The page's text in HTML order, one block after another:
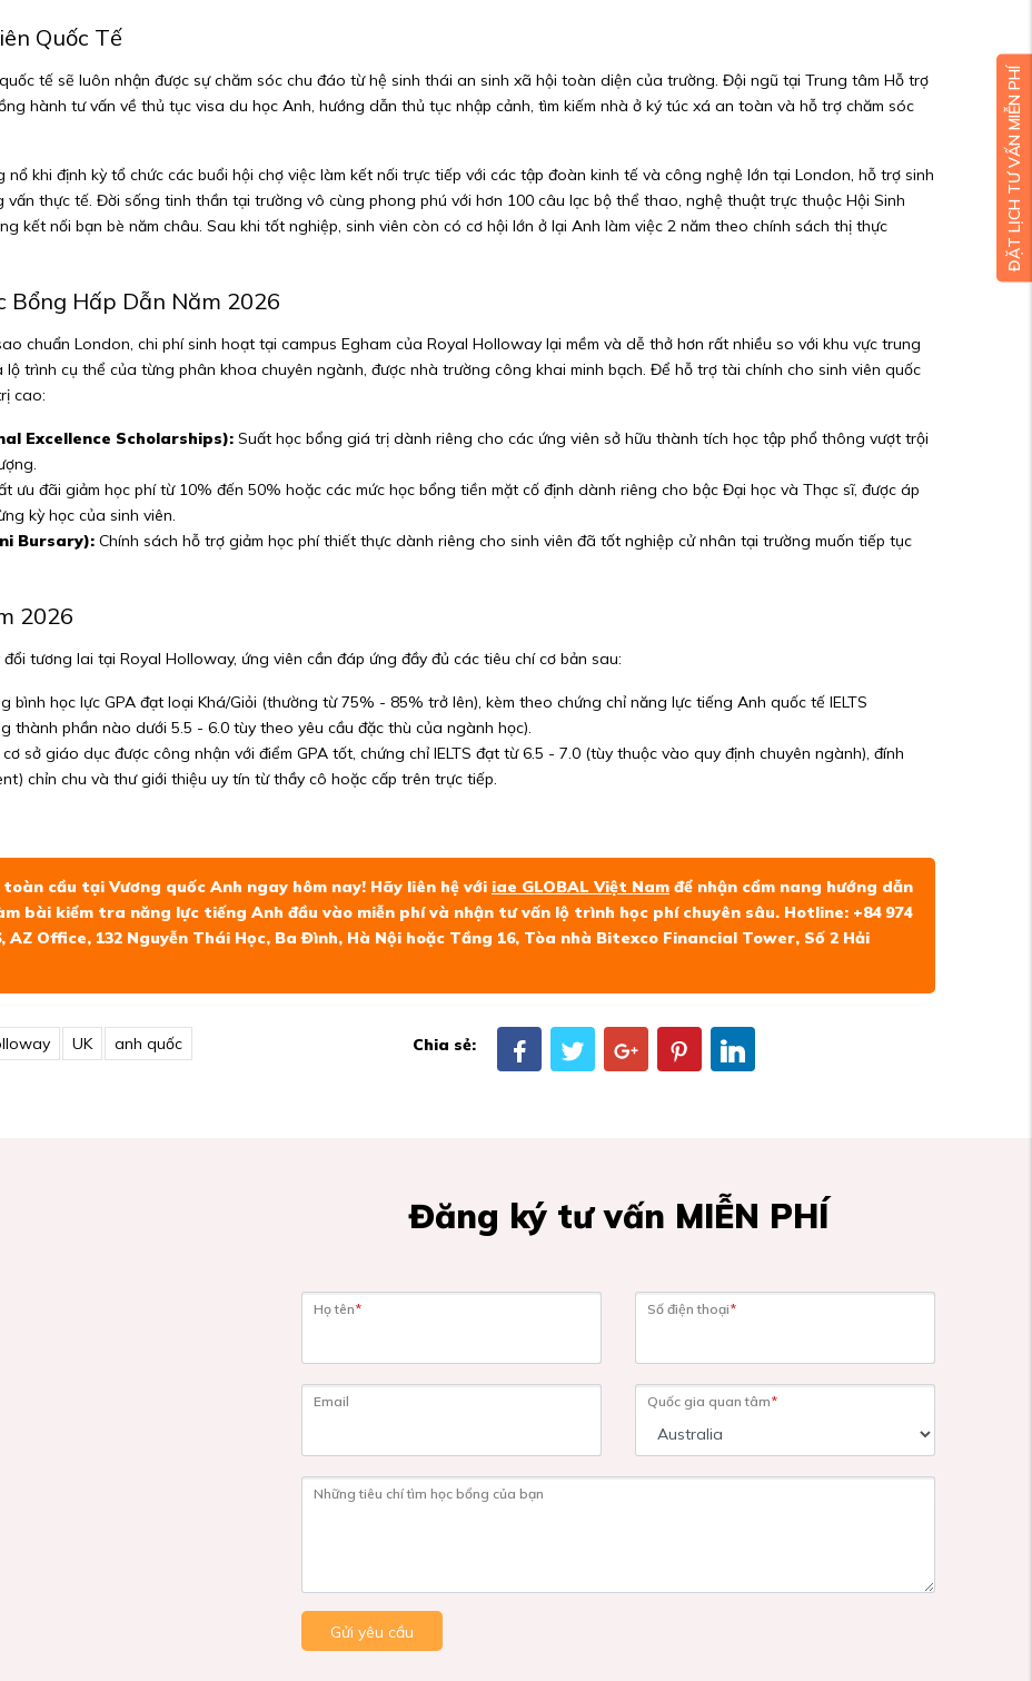
Quốc Tế
tế sẽ luôn nhận được sự chăm sóc chu đáo từ hệ sinh thái an sinh xã hội toàn diện của trường. Đội ngũ tại Trung tâm Hỗ trợ
hành tư vấn về thủ tục visa du học Anh, hướng dẫn thủ tục nhập cảnh, tìm kiếm nhà ở ký túc xá an toàn và hỗ trợ chăm sóc
khi định kỳ tổ chức các buổi hội chợ việc làm kết nối trực tiếp với các tập đoàn kinh tế và công nghệ lớn tại London, hỗ trợ sinh
vấn thực tế. Đời sống tinh thần tại trường vô cùng phong phú với hơn 100 câu lạc bộ thể thao, nghệ thuật trực thuộc Hội Sinh
kết nối bạn bè năm châu. Sau khi tốt nghiệp, sinh viên còn có cơ hội lớn ở lại Anh làm việc 2 năm theo chính sách thị thực
Bổng Hấp Dẫn Năm 2026
chuẩn London, chi phí sinh hoạt tại campus Egham của Royal Holloway lại mềm và dễ thở hơn rất nhiều so với khu vực trung
trình cụ thể của từng phân khoa chuyên ngành, được nhà trường công khai minh bạch. Để hỗ trợ tài chính cho sinh viên quốc
cao:
Excellence Scholarships): Suất học bổng giá trị dành riêng cho các ứng viên sở hữu thành tích học tập phổ thông vượt trội
ưu đãi giảm học phí từ 10% đến 50% hoặc các mức học bổng tiền mặt cố định dành riêng cho bậc Đại học và Thạc sĩ, được áp
kỳ học của sinh viên.
Bursary): Chính sách hỗ trợ giảm học phí thiết thực dành riêng cho sinh viên đã tốt nghiệp cử nhân tại trường muốn tiếp tục
2026
tương lai tại Royal Holloway, ứng viên cần đáp ứng đầy đủ các tiêu chí cơ bản sau:
bình học lực GPA đạt loại Khá/Giỏi (thường từ 75% - 85% trở lên), kèm theo chứng chỉ năng lực tiếng Anh quốc tế IELTS
thành phần nào dưới 5.5 - 6.0 tùy theo yêu cầu đặc thù của ngành học).
sở giáo dục được công nhận với điểm GPA tốt, chứng chỉ IELTS đạt từ 6.5 - 7.0 (tùy thuộc vào quy định chuyên ngành), đính
chỉn chu và thư giới thiệu uy tín từ thầy cô hoặc cấp trên trực tiếp.
cầu tại Vương quốc Anh ngay hôm nay! Hãy liên hệ với iae GLOBAL Việt Nam để nhận cẩm nang hướng dẫn
bài kiểm tra năng lực tiếng Anh đầu vào miễn phí và nhận tư vấn lộ trình học phí chuyên sâu. Hotline: +84 974
AZ Office, 132 Nguyễn Thái Học, Ba Đình, Hà Nội hoặc Tầng 16, Tòa nhà Bitexco Financial Tower, Số 2 Hải
UK anh quốc Chia sẻ:
Đăng ký tư vấn MIỄN PHÍ
Họ tên* Số điện thoại*
Email Quốc gia quan tâm*
Những tiêu chí tìm học bổng của bạn
Gửi yêu cầu
ĐẶT LỊCH TƯ VẤN MIỄN PHÍ